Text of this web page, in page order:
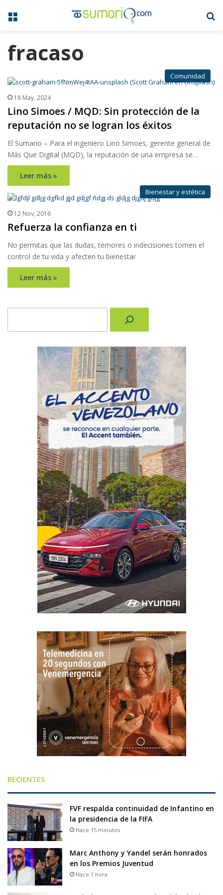
Menú
fracaso
Comunidad
18 May, 2024
Lino Simoes / MQD: Sin protección de la
reputación no se logran los éxitos
El Sumario – Para el ingeniero Lino Simoes, gerente general de
Más Que Digital (MQD), la reputación de una empresa se…
Leer más »
Bienestar y estética
12 Nov, 2016
Refuerza la confianza en ti
No permitas que las dudas, temores o indecisiones tomen el
control de tu vida y afecten tu bienestar
Leer más »
RECIENTES
FVF respalda continuidad de Infantino en
la presidencia de la FIFA
Hace 15 minutos
Marc Anthony y Yandel serán honrados
en los Premios Juventud
Hace 1 hora